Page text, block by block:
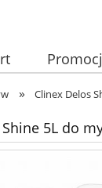
» Clinex Delos
5L do